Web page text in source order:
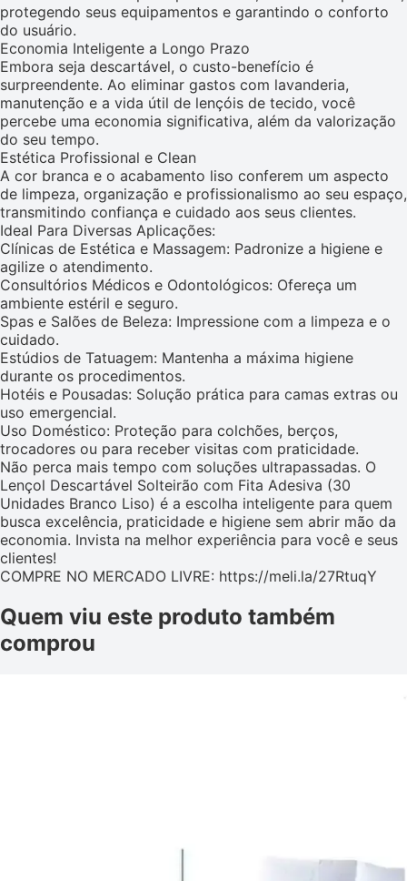
protegendo seus equipamentos e garantindo o conforto
do usuário.
Economia Inteligente a Longo Prazo
Embora seja descartável, o custo-benefício é
surpreendente. Ao eliminar gastos com lavanderia,
manutenção e a vida útil de lençóis de tecido, você
percebe uma economia significativa, além da valorização
do seu tempo.
Estética Profissional e Clean
A cor branca e o acabamento liso conferem um aspecto
de limpeza, organização e profissionalismo ao seu espaço,
transmitindo confiança e cuidado aos seus clientes.
Ideal Para Diversas Aplicações:
Clínicas de Estética e Massagem: Padronize a higiene e
agilize o atendimento.
Consultórios Médicos e Odontológicos: Ofereça um
ambiente estéril e seguro.
Spas e Salões de Beleza: Impressione com a limpeza e o
cuidado.
Estúdios de Tatuagem: Mantenha a máxima higiene
durante os procedimentos.
Hotéis e Pousadas: Solução prática para camas extras ou
uso emergencial.
Uso Doméstico: Proteção para colchões, berços,
trocadores ou para receber visitas com praticidade.
Não perca mais tempo com soluções ultrapassadas. O
Lençol Descartável Solteirão com Fita Adesiva (30
Unidades Branco Liso) é a escolha inteligente para quem
busca excelência, praticidade e higiene sem abrir mão da
economia. Invista na melhor experiência para você e seus
clientes!
COMPRE NO MERCADO LIVRE: https://meli.la/27RtuqY
Quem viu este produto também
comprou